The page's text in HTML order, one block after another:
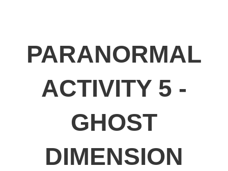
PARANORMAL
ACTIVITY 5 -
GHOST
DIMENSION